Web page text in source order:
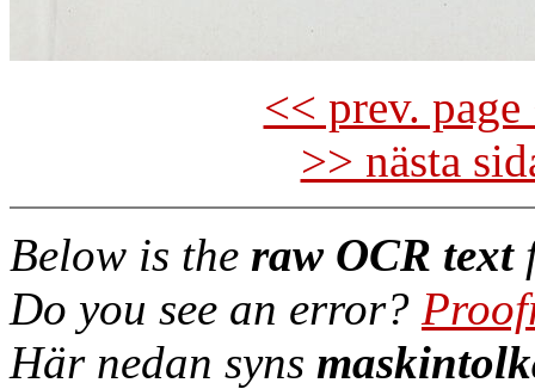
<< prev.
>> nästa
Below is the raw OCR text
Do you see an error?
Här nedan syns